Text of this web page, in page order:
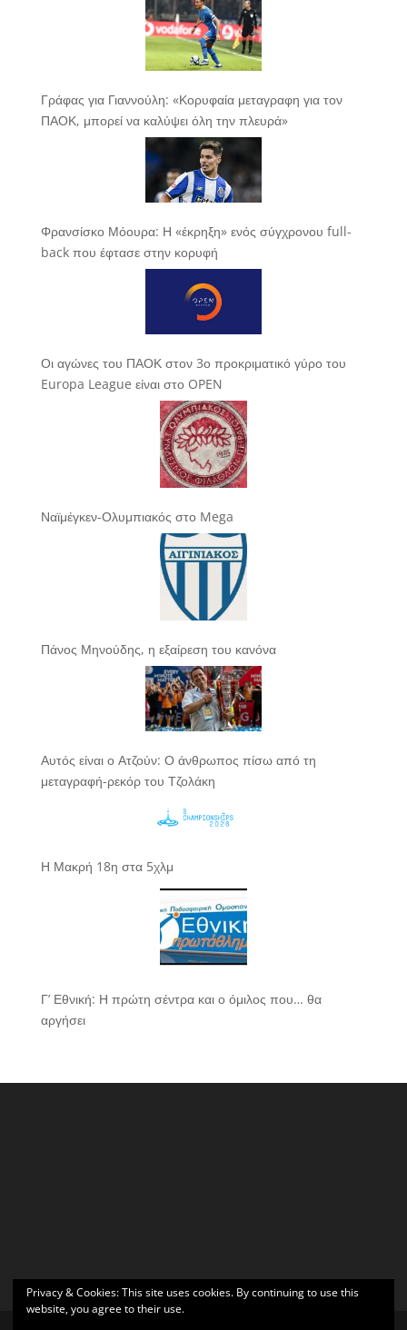
Γράφας για Γιαννούλη: «Κορυφαία μεταγραφη για τον
ΠΑΟΚ, μπορεί να καλύψει όλη την πλευρά»
Φρανσίσκο Μόουρα: Η «έκρηξη» ενός σύγχρονου full-
back που έφτασε στην κορυφή
Οι αγώνες του ΠΑΟΚ στον 3ο προκριματικό γύρο του
Europa League είναι στο OPEN
Ναϊμέγκεν-Ολυμπιακός στο Mega
Πάνος Μηνούδης, η εξαίρεση του κανόνα
Αυτός είναι ο Ατζούν: Ο άνθρωπος πίσω από τη
μεταγραφή-ρεκόρ του Τζολάκη
Η Μακρή 18η στα 5χλμ
Γ’ Εθνική: Η πρώτη σέντρα και ο όμιλος που… θα
αργήσει
Privacy & Cookies: This site uses cookies. By continuing to use this
website, you agree to their use.